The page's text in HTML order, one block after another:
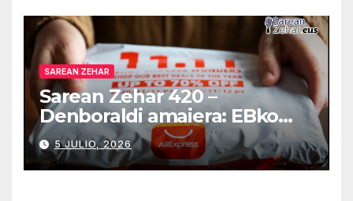
SAREAN ZEHAR
Sarean Zehar 420 –
Denboraldi amaiera: EBko
muga-zerga berriak
AliExpressi, AEBetako AAren
kontrola, Googleri behin
5 JULIO, 2026